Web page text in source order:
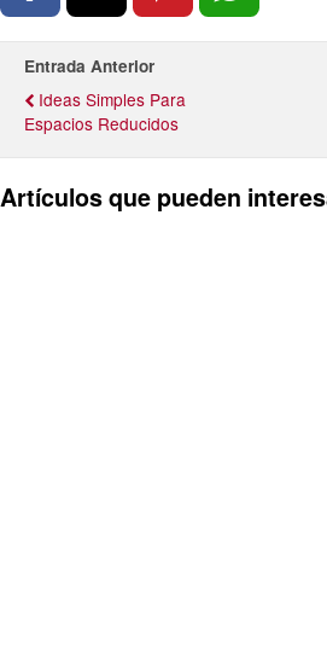
Entrada Anterior
Ideas Simples Para
Espacios Reducidos
Artículos que pueden